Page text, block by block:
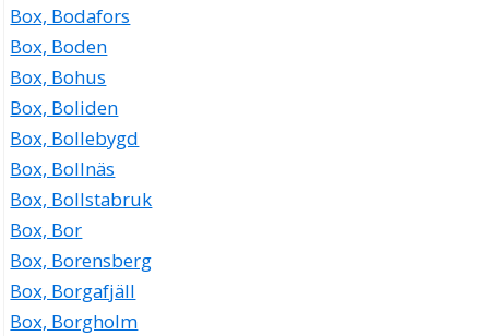
Box, Bodafors
Box, Boden
Box, Bohus
Box, Boliden
Box, Bollebygd
Box, Bollnäs
Box, Bollstabruk
Box, Bor
Box, Borensberg
Box, Borgafjäll
Box, Borgholm